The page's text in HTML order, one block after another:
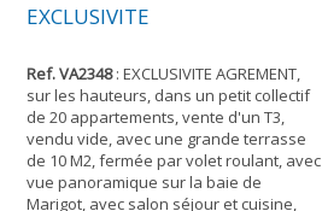
EXCLUSIVITE
Ref. VA2348: EXCLUSIVITE AGREMENT,
sur les hauteurs, dans un petit collectif
de 20 appartements, vente d'un T3,
vendu vide, avec une grande terrasse
de 10 M2, fermée par volet roulant, avec
vue panoramique sur la baie de
Marigot, avec salon séjour et cuisine,